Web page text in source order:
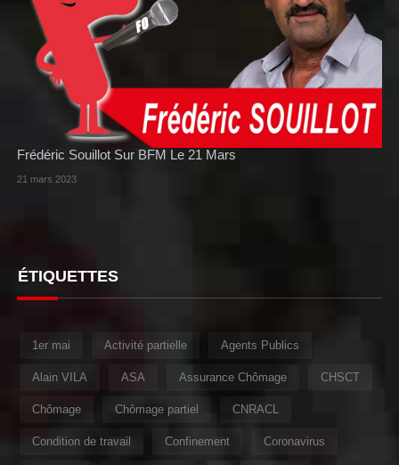
Frédéric Souillot Sur BFM Le 21 Mars
21 mars 2023
ÉTIQUETTES
1er mai Activité partielle Agents Publics
Alain VILA ASA Assurance Chômage CHSCT
Chômage Chômage partiel CNRACL
Condition de travail Confinement Coronavirus